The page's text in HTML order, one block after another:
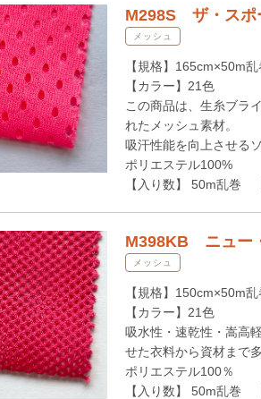
M298S ザ・スポ
メッシュ
【規格】165cm×50m乱
【カラー】21色
この商品は、生糸ブラ
れたメッシュ素材。
吸汗性能を向上させる
ポリエステル100%
【入り数】 50m乱巻
M398KB ニュー
メッシュ
【規格】150cm×50m乱
【カラー】21色
吸水性・速乾性・嵩高
せた衣料から資材まで
ポリエステル100％
【入り数】 50m乱巻